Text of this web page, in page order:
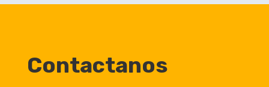
Contactanos